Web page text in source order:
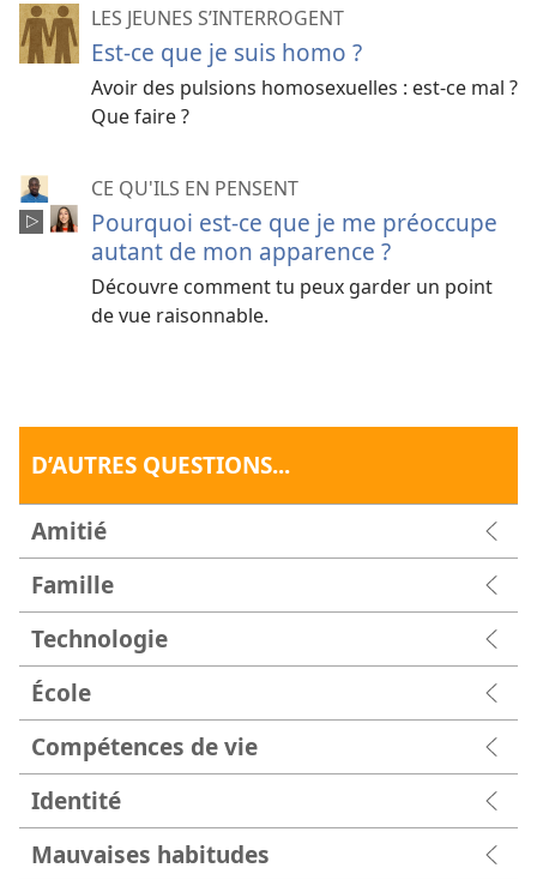
LES JEUNES S’INTERROGENT
Est-ce que je suis homo ?
Avoir des pulsions homosexuelles : est-ce mal ?
Que faire ?
CE QU'ILS EN PENSENT
Pourquoi est-ce que je me préoccupe
autant de mon apparence ?
Découvre comment tu peux garder un point
de vue raisonnable.
D’AUTRES QUESTIONS...
Amitié
Famille
Technologie
École
Compétences de vie
Identité
Mauvaises habitudes